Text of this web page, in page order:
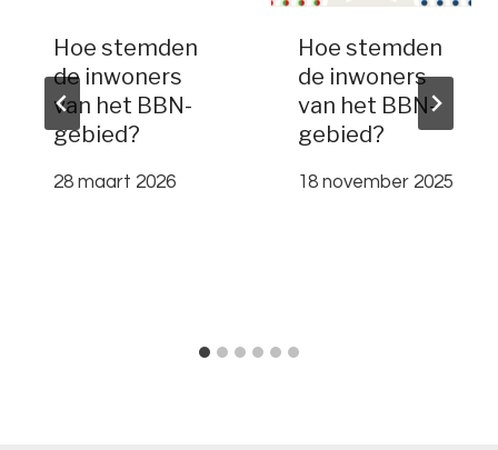
Hoe stemden
de inwoners
van het BBN-
gebied?
28 maart 2026
Hoe stemden
de inwoners
van het BBN-
gebied?
18 november 2025